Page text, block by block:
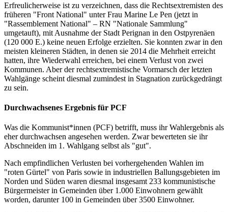
Erfreulicherweise ist zu verzeichnen, dass die Rechtsextremisten des
früheren "Front National" unter Frau Marine Le Pen (jetzt in
"Rassemblement National" – RN "Nationale Sammlung"
umgetauft), mit Ausnahme der Stadt Perignan in den Ostpyrenäen
(120 000 E.) keine neuen Erfolge erzielten. Sie konnten zwar in den
meisten kleineren Städten, in denen sie 2014 die Mehrheit erreicht
hatten, ihre Wiederwahl erreichen, bei einem Verlust von zwei
Kommunen. Aber der rechtsextremistische Vormarsch der letzten
Wahlgänge scheint diesmal zumindest in Stagnation zurückgedrängt
zu sein.
Durchwachsenes Ergebnis für PCF
Was die Kommunist*innen (PCF) betrifft, muss ihr Wahlergebnis als
eher durchwachsen angesehen werden. Zwar bewerteten sie ihr
Abschneiden im 1. Wahlgang selbst als "gut".
Nach empfindlichen Verlusten bei vorhergehenden Wahlen im
"roten Gürtel" von Paris sowie in industriellen Ballungsgebieten im
Norden und Süden waren diesmal insgesamt 233 kommunistische
Bürgermeister in Gemeinden über 1.000 Einwohnern gewählt
worden, darunter 100 in Gemeinden über 3500 Einwohner.